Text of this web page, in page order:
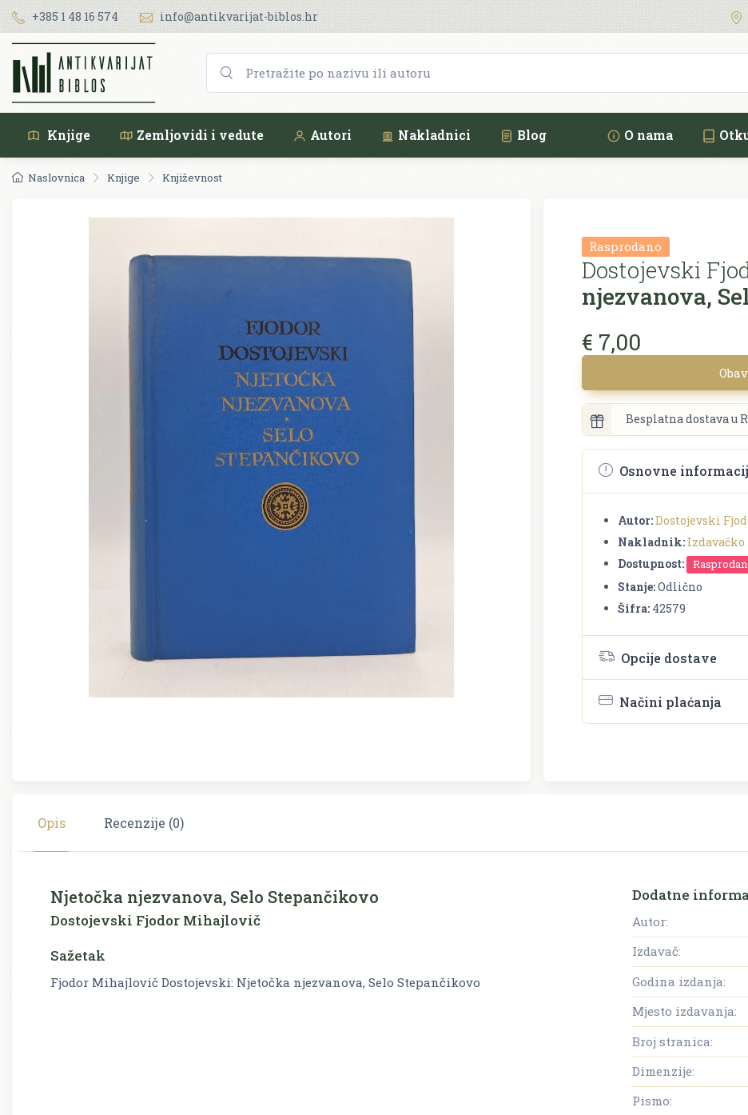
+385 1 48 16 574 info@antikvarijat-biblos.hr
Knjige Zemljovidi i vedute Autori Nakladnici Blog O nama
Naslovnica Knjige Književnost
Rasprodano
Dostojevski
njezvanova,
€ 7,00
Besplatna dostava u
Osnovne
Autor:Dostojevski
Nakladnik: Izdavačko
Dostupnost:
Stanje:Odlično
Šifra: 42579
Opcije dostave
Načini plaćanja
Opis Recenzije (0)
Njetočka njezvanova, Selo Stepančikovo
Dostojevski Fjodor Mihajlovič
Sažetak
Fjodor Mihajlovič Dostojevski: Njetočka njezvanova, Selo Stepančikovo
Dodatne
Autor:
Izdavač:
Godina izdanja:
Mjesto izdavanja:
Broj stranica:
Dimenzije:
Pismo: